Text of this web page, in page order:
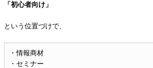
「初心者向け」
という位置づけで、
・情報商材
・セミナー